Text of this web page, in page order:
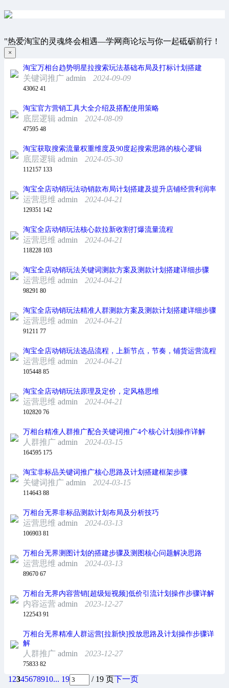
"热爱淘宝的灵魂终会相遇—学网商论坛与你一起砥砺前行！
×
淘宝万相台趋势明星拉搜索玩法基础布局及打标计划搭建
关键词推广 admin 2024-09-09
43062 41
淘宝官方营销工具大全介绍及搭配使用策略
底层逻辑 admin 2024-08-09
47595 48
淘宝获取搜索流量权重维度及90度起搜索思路的核心逻辑
底层逻辑 admin 2024-05-30
112157 133
淘宝全店动销玩法动销款布局计划搭建及提升店铺经营利润率
运营思维 admin 2024-04-21
129351 142
淘宝全店动销玩法核心款拉新收割打爆流量流程
运营思维 admin 2024-04-21
118228 103
淘宝全店动销玩法关键词测款方案及测款计划搭建详细步骤
运营思维 admin 2024-04-21
98291 80
淘宝全店动销玩法精准人群测款方案及测款计划搭建详细步骤
运营思维 admin 2024-04-21
91211 77
淘宝全店动销玩法选品流程，上新节点，节奏，铺货运营流程
运营思维 admin 2024-04-21
105448 85
淘宝全店动销玩法原理及定价，定风格思维
运营思维 admin 2024-04-21
102820 76
万相台精准人群推广配合关键词推广4个核心计划操作详解
人群推广 admin 2024-03-15
164595 175
淘宝非标品关键词推广核心思路及计划搭建框架步骤
关键词推广 admin 2024-03-15
114643 88
万相台无界非标品测款计划布局及分析技巧
运营思维 admin 2024-03-13
106903 81
万相台无界测图计划的搭建步骤及测图核心问题解决思路
运营思维 admin 2024-03-13
89670 67
万相台无界内容营销[超级短视频]低价引流计划操作步骤详解
内容运营 admin 2023-12-27
122543 91
万相台无界精准人群运营[拉新快]投放思路及计划操作步骤详
解
人群推广 admin 2023-12-27
75833 82
1 2345678910... 19 / 19 页下一页